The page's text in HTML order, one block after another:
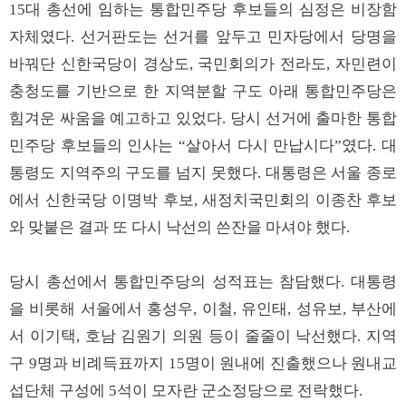
15대 총선에 임하는 통합민주당 후보들의 심정은 비장함
자체였다. 선거판도는 선거를 앞두고 민자당에서 당명을
바꿔단 신한국당이 경상도, 국민회의가 전라도, 자민련이
충청도를 기반으로 한 지역분할 구도 아래 통합민주당은
힘겨운 싸움을 예고하고 있었다. 당시 선거에 출마한 통합
민주당 후보들의 인사는 “살아서 다시 만납시다”였다. 대
통령도 지역주의 구도를 넘지 못했다. 대통령은 서울 종로
에서 신한국당 이명박 후보, 새정치국민회의 이종찬 후보
와 맞붙은 결과 또 다시 낙선의 쓴잔을 마셔야 했다.
당시 총선에서 통합민주당의 성적표는 참담했다. 대통령
을 비롯해 서울에서 홍성우, 이철, 유인태, 성유보, 부산에
서 이기택, 호남 김원기 의원 등이 줄줄이 낙선했다. 지역
구 9명과 비례득표까지 15명이 원내에 진출했으나 원내교
섭단체 구성에 5석이 모자란 군소정당으로 전락했다.